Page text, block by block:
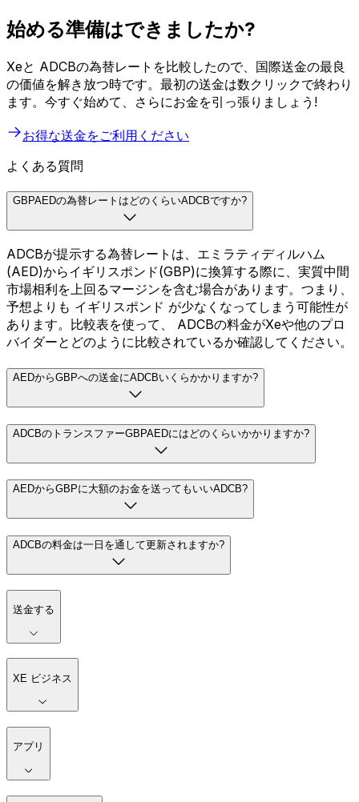
始める準備はできましたか?
Xeと ADCBの為替レートを比較したので、国際送金の最良
の価値を解き放つ時です。最初の送金は数クリックで終わり
ます。今すぐ始めて、さらにお金を引っ張りましょう!
お得な送金をご利用ください
よくある質問
GBPAEDの為替レートはどのくらいADCBですか?
ADCBが提示する為替レートは、エミラティディルハム
(AED)からイギリスポンド(GBP)に換算する際に、実質中間
市場相利を上回るマージンを含む場合があります。つまり、
予想よりも イギリスポンド が少なくなってしまう可能性が
あります。比較表を使って、 ADCBの料金がXeや他のプロ
バイダーとどのように比較されているか確認してください。
AEDからGBPへの送金にADCBいくらかかりますか?
ADCBのトランスファーGBPAEDにはどのくらいかかりますか?
AEDからGBPに大額のお金を送ってもいいADCB?
ADCBの料金は一日を通して更新されますか?
送金する
XE ビジネス
アプリ